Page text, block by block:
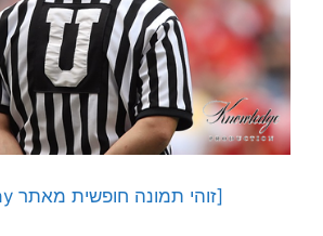
[זוהי תמונה חופשית מאתר Pixabay]